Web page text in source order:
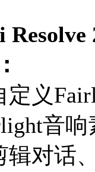
定义
音
辑对话